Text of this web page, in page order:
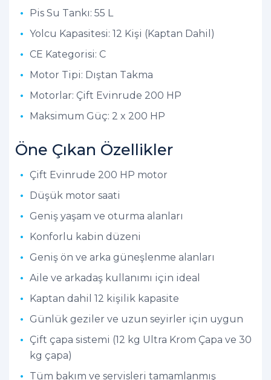
Pis Su Tankı: 55 L
Yolcu Kapasitesi: 12 Kişi (Kaptan Dahil)
CE Kategorisi: C
Motor Tipi: Dıştan Takma
Motorlar: Çift Evinrude 200 HP
Maksimum Güç: 2 x 200 HP
Öne Çıkan Özellikler
Çift Evinrude 200 HP motor
Düşük motor saati
Geniş yaşam ve oturma alanları
Konforlu kabin düzeni
Geniş ön ve arka güneşlenme alanları
Aile ve arkadaş kullanımı için ideal
Kaptan dahil 12 kişilik kapasite
Günlük geziler ve uzun seyirler için uygun
Çift çapa sistemi (12 kg Ultra Krom Çapa ve 30
kg çapa)
Tüm bakım ve servisleri tamamlanmış